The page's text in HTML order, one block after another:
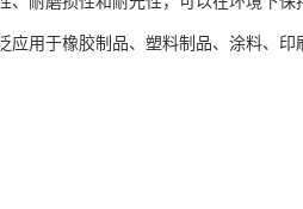
用于橡胶制品、塑料制品、涂料、印